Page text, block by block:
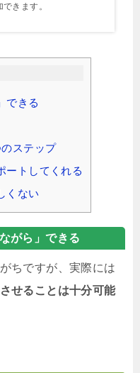
きます。
できる
ステップ
ートしてくれる
くない
がら」できる
ちですが、実際には
せることは十分可能